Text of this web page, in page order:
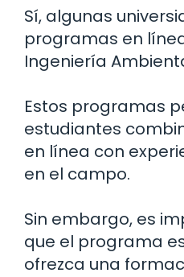
Sí, algunas
programas en
Ingeniería
Estos programas
estudiantes
en línea con
en el campo.
Sin embargo, es
que el programa
ofrezca una